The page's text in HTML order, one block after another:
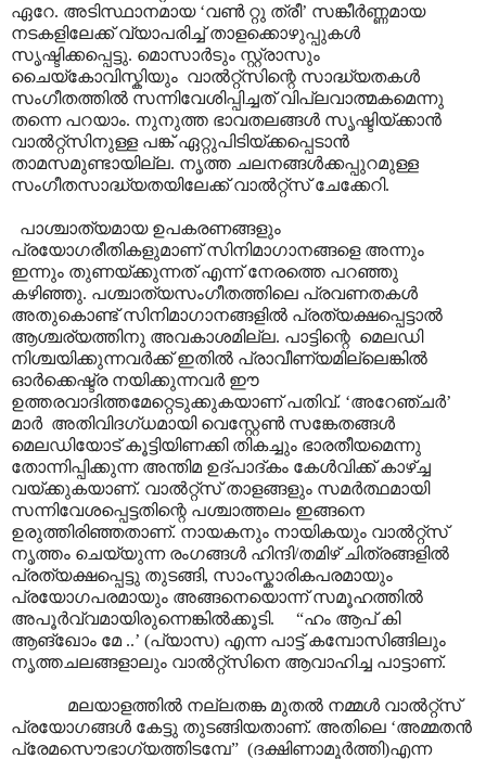
ഏറേ. അടിസ്ഥാനമായ ‘വൺ റ്റു ത്രീ’ സങ്കീർണ്ണമായ
നടകളിലേക്ക് വ്യാപരിച്ച് താളക്കൊഴുപ്പുകൾ
സൃഷ്ടിക്കപ്പെട്ടു. മൊസാർടും സ്റ്റ്രാസും
ചൈയ്കോവിസ്കിയും വാൽറ്റ്സിന്റെ സാദ്ധ്യതകൾ
സംഗീതത്തിൽ സന്നിവേശിപ്പിച്ചത് വിപ്ലവാത്മകമെന്നു
തന്നെ പറയാം. നുനുത്ത ഭാവതലങ്ങൾ സൃഷ്ടിയ്ക്കാൻ
വാൽറ്റ്സിനുള്ള പങ്ക് ഏറ്റുപിടിയ്ക്കപ്പെടാൻ
താമസമുണ്ടായില്ല. നൃത്ത ചലനങ്ങൾക്കപ്പുറമുള്ള
സംഗീതസാദ്ധ്യതയിലേക്ക് വാൽറ്റ്സ് ചേക്കേറി.
പാശ്ചാത്യമായ ഉപകരണങ്ങളും
പ്രയോഗരീതികളുമാണ് സിനിമാഗാനങ്ങളെ അന്നും
ഇന്നും തുണയ്ക്കുന്നത് എന്ന് നേരത്തെ പറഞ്ഞു
കഴിഞ്ഞു. പശ്ചാത്യസംഗീതത്തിലെ പ്രവണതകൾ
അതുകൊണ്ട് സിനിമാഗാനങ്ങളിൽ പ്രത്യക്ഷപ്പെട്ടാൽ
ആശ്ചര്യത്തിനു അവകാശമില്ല. പാട്ടിന്റെ മെലഡി
നിശ്ചയിക്കുന്നവർക്ക് ഇതിൽ പ്രാവീണ്യമില്ലെങ്കിൽ
ഓർക്കെഷ്ട്ര നയിക്കുന്നവർ ഈ
ഉത്തരവാദിത്തമേറ്റെടുക്കുകയാണ് പതിവ്. ‘അറേഞ്ചർ’
മാർ അതിവിദഗ്ധമായി വെസ്റ്റേൺ സങ്കേതങ്ങൾ
മെലഡിയോട് കൂട്ടിയിണക്കി തികച്ചും ഭാരതീയമെന്നു
തോന്നിപ്പിക്കുന്ന അന്തിമ ഉദ്പാദ്കം കേൾവിക്ക് കാഴ്ച്ച
വയ്ക്കുകയാണ്. വാൽറ്റ്സ് താളങ്ങളും സമർത്ഥമായി
സന്നിവേശപ്പെട്ടതിന്റെ പശ്ചാത്തലം ഇങ്ങനെ
ഉരുത്തിരിഞ്ഞതാണ്. നായകനും നായികയും വാൽറ്റ്സ്
നൃത്തം ചെയ്യുന്ന രംഗങ്ങൾ ഹിന്ദി/തമിഴ് ചിത്രങ്ങളിൽ
പ്രത്യക്ഷപ്പെട്ടു തുടങ്ങി, സാംസ്കാരികപരമായും
പ്രയോഗപരമായും അങ്ങനെയൊന്ന് സമൂഹത്തിൽ
അപൂർവ്വമായിരുന്നെങ്കിൽക്കൂടി. “ഹം ആപ് കി
ആങ്ഖോം മേ ..’ (പ്യാസ) എന്ന പാട്ട് കമ്പോസിങ്ങിലും
നൃത്തചലങ്ങളാലും വാൽറ്റ്സിനെ ആവാഹിച്ച പാട്ടാണ്.
മലയാളത്തിൽ നല്ലതങ്ക മുതൽ നമ്മൾ വാൽറ്റ്സ്
പ്രയോഗങ്ങൾ കേട്ടു തുടങ്ങിയതാണ്. അതിലെ ‘അമ്മതൻ
പ്രേമസൌഭാഗ്യത്തിടമ്പേ” (ദക്ഷിണാമൂർത്തി)എന്ന